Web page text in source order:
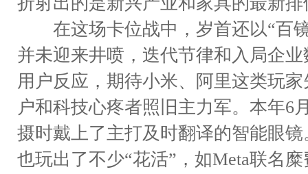
在这场卡位战中，岁首还以“百
并未迎来井喷，迭代节律和入局企
用户反应，期待小米、阿里这类玩
户和科技心疼者照旧主力军。本年6
摄时戴上了主打及时翻译的智能眼
也玩出了不少“花活”，如Meta联名